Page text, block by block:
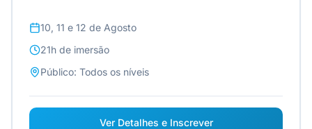
10, 11 e 12 de Agosto
21h de imersão
Público: Todos os níveis
Ver Detalhes e Inscrever